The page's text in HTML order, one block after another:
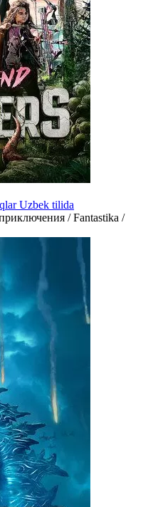
Uzbek tilida
/ Fantastika /